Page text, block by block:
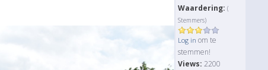
Waardering: (
Stemmers)
Log in om te
stemmen!
Views: 2200